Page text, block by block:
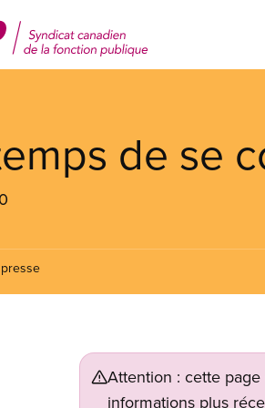
de se
Attention : cette
informations plus